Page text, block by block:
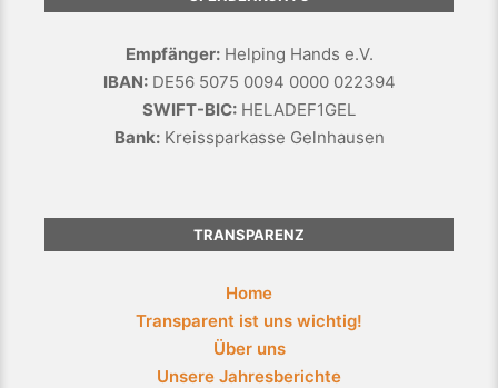
Empfänger:Helping Hands e.V.
IBAN:DE56 5075 0094 0000 022394
SWIFT-BIC: HELADEF1GEL
Bank:Kreissparkasse Gelnhausen
TRANSPARENZ
Home
Transparent ist uns wichtig!
Über uns
Unsere Jahresberichte